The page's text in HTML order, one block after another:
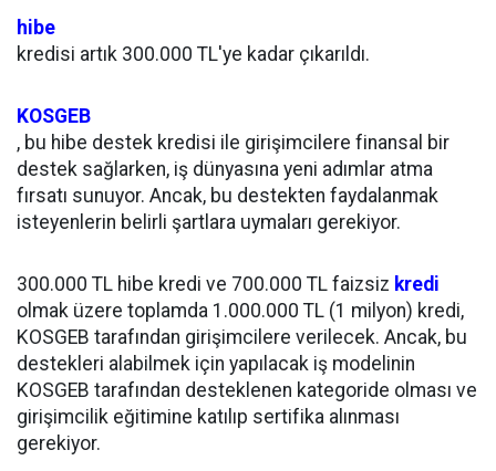
hibe
kredisi artık 300.000 TL'ye kadar çıkarıldı.
KOSGEB
, bu hibe destek kredisi ile girişimcilere finansal bir
destek sağlarken, iş dünyasına yeni adımlar atma
fırsatı sunuyor. Ancak, bu destekten faydalanmak
isteyenlerin belirli şartlara uymaları gerekiyor.
300.000 TL hibe kredi ve 700.000 TL faizsiz kredi
olmak üzere toplamda 1.000.000 TL (1 milyon) kredi,
KOSGEB tarafından girişimcilere verilecek. Ancak, bu
destekleri alabilmek için yapılacak iş modelinin
KOSGEB tarafından desteklenen kategoride olması ve
girişimcilik eğitimine katılıp sertifika alınması
gerekiyor.